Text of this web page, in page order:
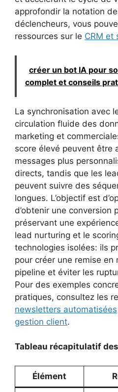
approfondir la notation
déclencheurs, vous
ressources sur le CRM et
créer un bot IA pour
complet et conseils
La synchronisation avec
circulation fluide des
marketing et
score élevé peuvent être
messages plus
directs, tandis que les
peuvent suivre des
longues. L’objectif est
d’obtenir une conversion
préservant une
lead nurturing et le
technologies isolées: ils
pour créer une remise en
pipeline et éviter les
Pour des exemples
pratiques, consultez les
newsletters automatisées
gestion client.
Tableau récapitulatif
Élément